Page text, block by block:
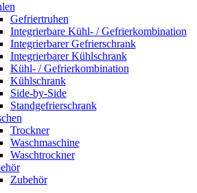
Gefriertruhen
Integrierbare Kühl- / Gefrierkombination
Integrierbarer Gefrierschrank
Integrierbarer Kühlschrank
Kühl- / Gefrierkombination
Kühlschrank
Side-by-Side
Standgefrierschrank
Trockner
Waschmaschine
Waschtrockner
Zubehör